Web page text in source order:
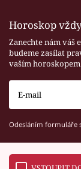
Horoskop
Zanechte nám váš
budeme zasílat
vaším
Odesláním formuláře